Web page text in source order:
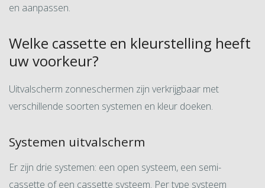
en aanpassen.
Welke cassette en kleurstelling heeft
uw voorkeur?
Uitvalscherm zonneschermen zijn verkrijgbaar met
verschillende soorten systemen en kleur doeken.
Systemen uitvalscherm
Er zijn drie systemen: een open systeem, een semi-
cassette of een cassette systeem. Per type systeem